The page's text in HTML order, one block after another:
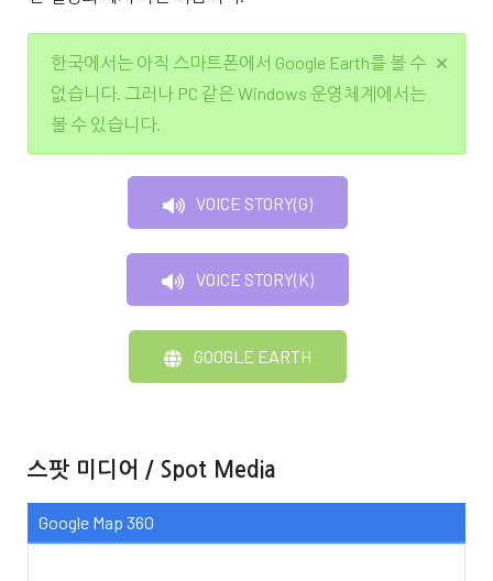
한국에서는 아직 스마트폰에서 Google Earth를 볼 수
없습니다. 그러나 PC 같은 Windows 운영체계에서는
볼 수 있습니다.
VOICE STORY(G)
VOICE STORY(K)
GOOGLE EARTH
스팟 미디어 / Spot Media
Google Map 360